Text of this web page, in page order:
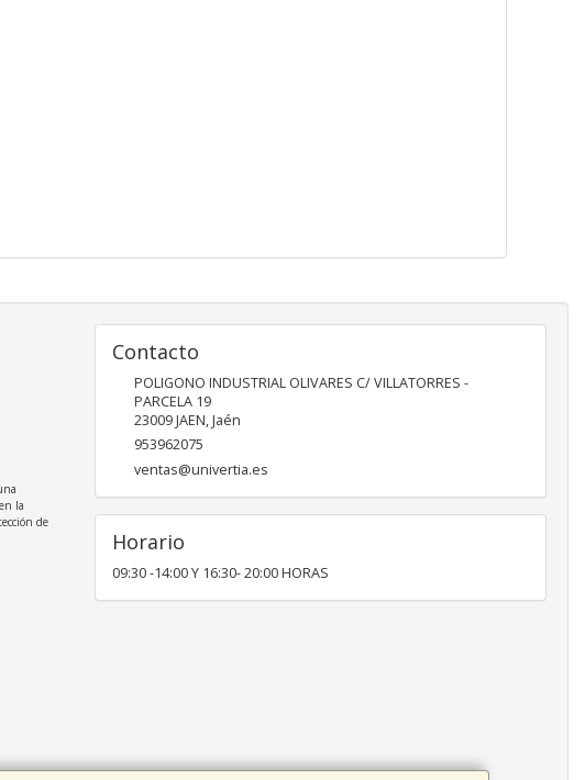
la
de
Contacto
POLIGONO INDUSTRIAL OLIVARES C/ VILLATORRES -
PARCELA 19
23009JAEN,Jaén
953962075
ventas@univertia.es
Horario
09:30 -14:00 Y 16:30- 20:00 HORAS